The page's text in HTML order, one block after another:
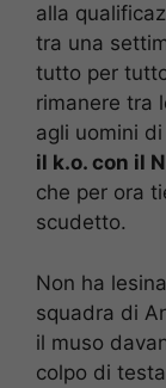
alla
tra una
tutto per
rimanere tra
agli uomini
il k.o. con il
che per ora
scudetto.
Non ha
squadra di
il muso
colpo di